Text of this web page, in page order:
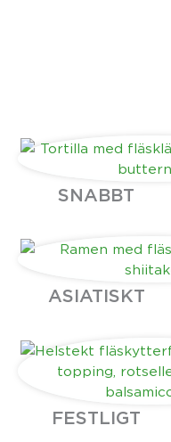
SNABBT
ASIATISKT
FESTLIGT